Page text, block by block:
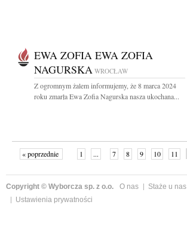
EWA ZOFIA EWA ZOFIA
NAGURSKA WROCŁAW
Z ogromnym żalem informujemy, że 8 marca 2024
roku zmarła Ewa Zofia Nagurska nasza ukochana...
« poprzednie 1 ... 7 8 9 10 11
Copyright © Wyborcza sp. z o.o. O nas Staże u nas
Ustawienia prywatności